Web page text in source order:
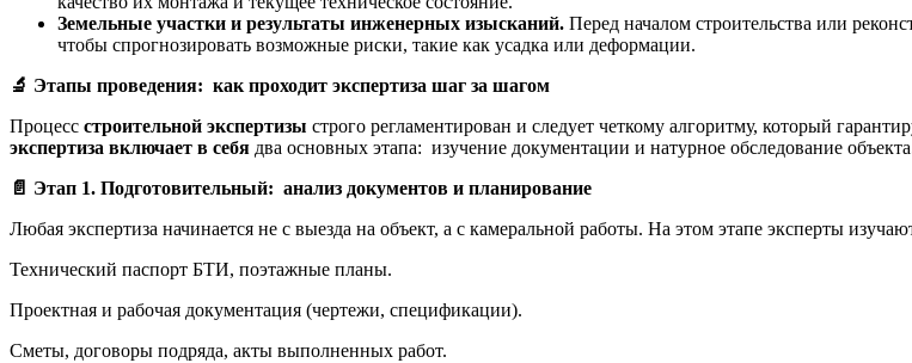
Земельные участки и результаты инженерных изысканий. Перед началом строительства или
чтобы спрогнозировать возможные риски, такие как усадка или деформации.
🔬 Этапы проведения: как проходит экспертиза шаг за шагом
Процесс строительной экспертизы строго регламентирован и следует четкому алгоритму, который
экспертиза включает в себя два основных этапа: изучение документации и натурное обследование
📄 Этап 1. Подготовительный: анализ документов и планирование
Любая экспертиза начинается не с выезда на объект, а с камеральной работы. На этом этапе эксперты
Технический паспорт БТИ, поэтажные планы.
Проектная и рабочая документация (чертежи, спецификации).
Сметы, договоры подряда, акты выполненных работ.